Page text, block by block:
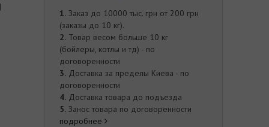
|
1. Заказ до 10000 тыс. грн от 200 грн
(заказы до 10 кг).
2. Товар весом больше 10 кг
(бойлеры, котлы и тд) - по
договоренности
3. Доставка за пределы Киева - по
договоренности
4. Доставка товара до подъезда
5. Занос товара по договоренности
подробнее